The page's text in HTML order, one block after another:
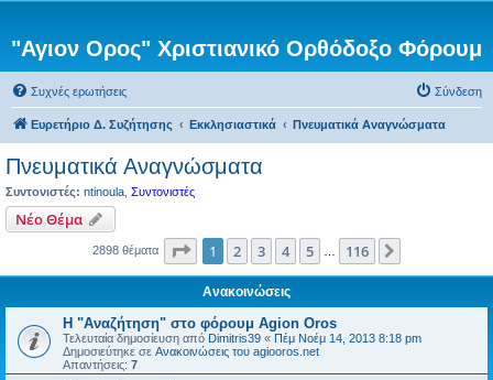
"Αγιον Ορος" Χριστιανικό Ορθόδοξο Φόρουμ
Συχνές ερωτήσεις Σύνδεση
Ευρετήριο Δ. Συζήτησης Εκκλησιαστικά Πνευματικά Αναγνώσματα
Πνευματικά Αναγνώσματα
Συντονιστές: ntinoula Συντονιστές
Νέο Θέμα
2898 θέματα Σελίδα από116
1 2 3 4 5 116
Ανακοινώσεις
Η "Αναζήτηση" στο φόρουμ Agion Oros
Τελευταία δημοσίευση από Dimitris39 « Πέμ Νοέμ 14, 2013 8:18 pm
Δημοσιεύτηκε σε Ανακοινώσεις του agiooros.net
Απαντήσεις: 7